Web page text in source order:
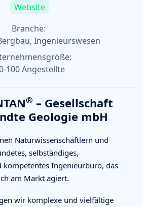
Website
Branche:
Ingenieurswesen
100 Angestellte
® – Gesellschaft
Geologie mbH
Naturwissenschaftlern und
selbständiges,
kompetentes Ingenieurbüro, das
am Markt agiert.
wir komplexe und vielfältige